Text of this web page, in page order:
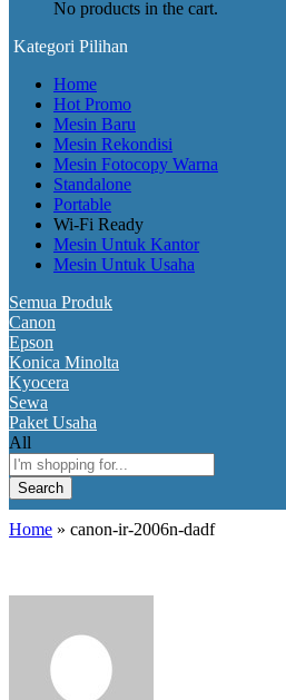
No products in the cart.
Kategori Pilihan
Home
Hot Promo
Mesin Baru
Mesin Rekondisi
Mesin Fotocopy Warna
Standalone
Portable
Wi-Fi Ready
Mesin Untuk Kantor
Mesin Untuk Usaha
Semua Produk
Canon
Epson
Konica Minolta
Kyocera
Sewa
Paket Usaha
All
Search
Home » canon-ir-2006n-dadf